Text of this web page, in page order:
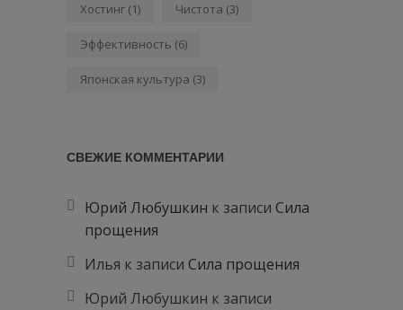
Хостинг (1) Чистота (3)
Эффективность (6)
Японская культура (3)
СВЕЖИЕ КОММЕНТАРИИ
Юрий Любушкин к записи Сила
прощения
Илья к записи Сила прощения
Юрий Любушкин к записи